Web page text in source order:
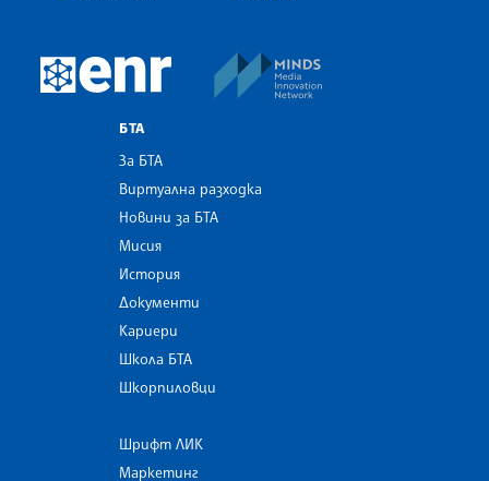
European Newsroom
БТА
За БТА
Виртуална разходка
Новини за БТА
Мисия
История
Документи
Кариери
Школа БТА
Шкорпиловци
Шрифт ЛИК
Маркетинг